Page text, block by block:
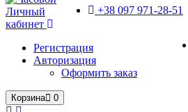
+38 097 971-28-51
Личный
кабинет
Регистрация
Авторизация
Оформить заказ
Корзина 0